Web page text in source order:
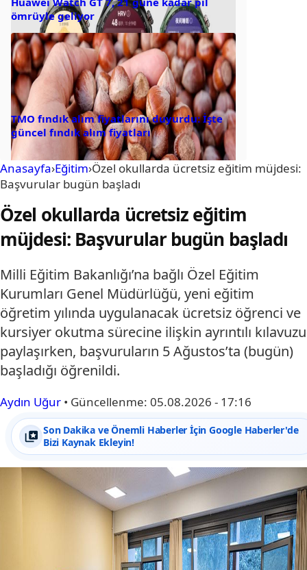
ömrüyle geliyor
TMO fındık alım fiyatlarını duyurdu: İşte
güncel fındık alım fiyatları
Anasayfa›Eğitim›Özel okullarda ücretsiz eğitim müjdesi:
Başvurular bugün başladı
Özel okullarda ücretsiz eğitim
müjdesi: Başvurular bugün başladı
Milli Eğitim Bakanlığı’na bağlı Özel Eğitim
Kurumları Genel Müdürlüğü, yeni eğitim
öğretim yılında uygulanacak ücretsiz öğrenci ve
kursiyer okutma sürecine ilişkin ayrıntılı kılavuzu
paylaşırken, başvuruların 5 Ağustos’ta (bugün)
başladığı öğrenildi.
Aydın Uğur • Güncellenme: 05.08.2026 - 17:16
Son Dakika ve Önemli Haberler İçin Google Haberler'de
Bizi Kaynak Ekleyin!